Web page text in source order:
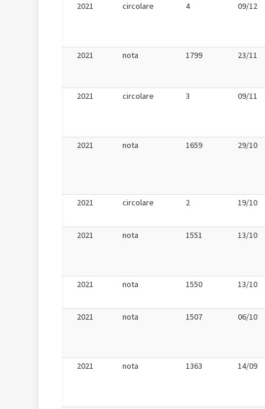
2021 circolare 4 09/12
2021 nota 1799 23/11
2021 circolare 3 09/11
2021 nota 1659 29/10
2021 circolare 2 19/10
2021 nota 1551 13/10
2021 nota 1550 13/10
2021 nota 1507 06/10
2021 nota 1363 14/09